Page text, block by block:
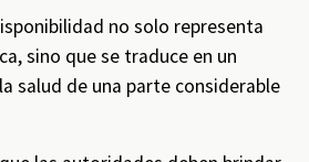
no solo representa
sino que se traduce en un
salud de una parte considerable